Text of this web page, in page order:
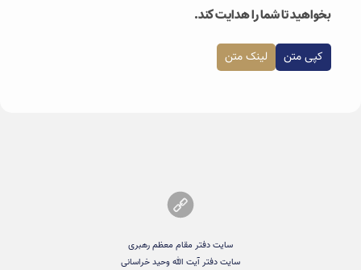
بخواهید تا شما را هدایت کند.
کپی متن لینک متن
سایت دفتر مقام معظم رهبری
سایت دفتر آیت الله وحید خراسانی